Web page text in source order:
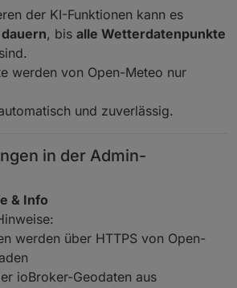
der KI-Funktionen kann es
, bis alle Wetterdatenpunkte
werden von Open-Meteo nur
und zuverlässig.
in der Admin-
& Info
werden über HTTPS von Open-
ioBroker-Geodaten aus